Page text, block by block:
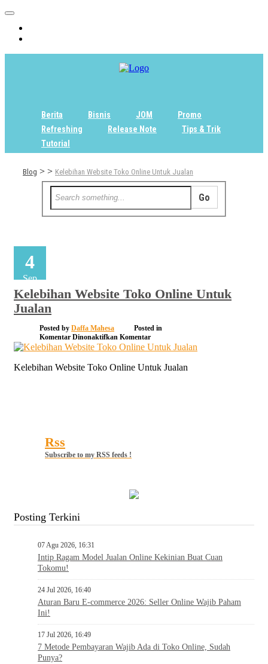
Berita Bisnis JOM
Promo
Refreshing
Release Note
Tips & Trik
Tutorial
Blog > > Kelebihan Website Toko Online Untuk Jualan
4
Sep
Kelebihan Website Toko Online Untuk
Jualan
Posted by Daffa Mahesa
Posted in
Komentar Dinonaktifkan pada
Kelebihan
Website
Toko
Online
Komentar
Kelebihan Website Toko Online Untuk Jualan
Rss
Subscribe to my RSS feeds !
Posting Terkini
07 Agu 2026, 16:31
Intip Ragam Model Jualan Online Kekinian Buat Cuan
Tokomu!
24 Jul 2026, 16:40
Aturan Baru E-commerce 2026: Seller Online Wajib Paham
Ini!
17 Jul 2026, 16:49
7 Metode Pembayaran Wajib Ada di Toko Online, Sudah
Punya?